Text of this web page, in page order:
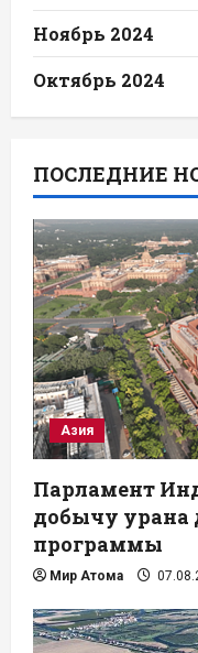
Ноябрь 2024
Октябрь 2024
ПОСЛЕДНИЕ
Азия
Парламент
добычу урана
программы
Мир Атома